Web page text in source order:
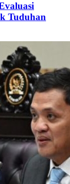
Tuduhan